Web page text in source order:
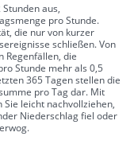
aus,
pro Stunde.
die nur von kurzer
schließen. Von
Regenfällen, die
Stunde mehr als 0,5
365 Tagen stellen die
pro Tag dar. Mit
leicht nachvollziehen,
Niederschlag fiel oder